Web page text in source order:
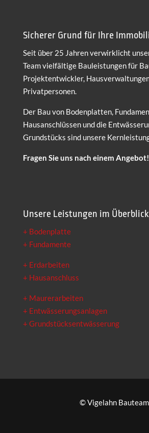
Sicherer Grund für Ihre
Seit über 25 Jahren verwirklicht
Team vielfältige Bauleistungen für
Projektentwickler,
Privatpersonen.
Der Bau von Bodenplatten,
Hausanschlüssen und die
Grundstücks sind unsere
Fragen Sie uns nach einem Angebot!
Unsere Leistungen im Überblick
+ Bodenplatte
+ Fundamente
+ Erdarbeiten
+ Hausanschluss
+ Maurerarbeiten
+ Entwässerungsanlagen
+ Grundstücksentwässerung
© Vigelahn Bauteam